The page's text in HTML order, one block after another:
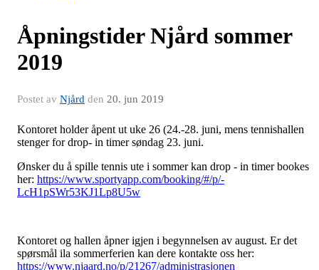
Åpningstider Njård sommer
2019
Postet av Njård den 20. jun 2019
Kontoret holder åpent ut uke 26 (24.-28. juni, mens tennishallen
stenger for drop- in timer søndag 23. juni.
Ønsker du å spille tennis ute i sommer kan drop - in timer bookes
her: https://www.sportyapp.com/booking/#/p/-
LcH1pSWr53KJ1Lp8U5w
Kontoret og hallen åpner igjen i begynnelsen av august. Er det
spørsmål ila sommerferien kan dere kontakte oss her:
https://www.njaard.no/p/21267/administrasjonen